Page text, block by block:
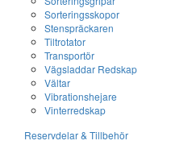
Sorteringsskopor
Stenspräckaren
Tiltrotator
Transportör
Vägsladdar Redskap
Vältar
Vibrationshejare
Vinterredskap
Reservdelar & Tillbehör